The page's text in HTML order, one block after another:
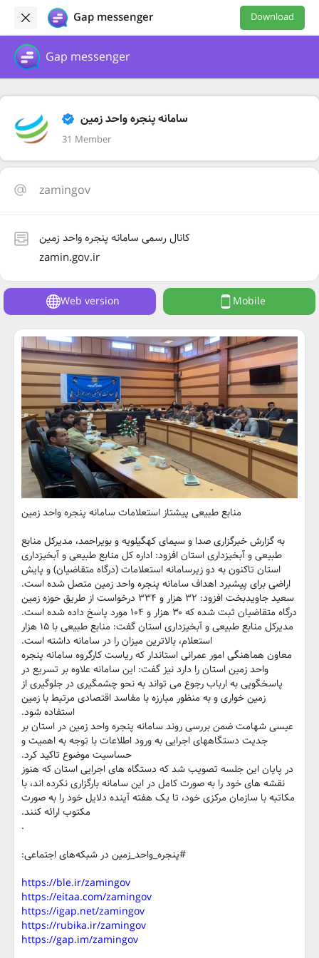
Gap messenger Download
Gap messenger
سامانه پنجره واحد زمین
31 Member
zamingov
کانال رسمی سامانه پنجره واحد زمین
zamin.gov.ir
Web version Mobile
منابع طبیعی پیشتاز استعلامات سامانه پنجره واحد زمین
به گزارش خبرگزاری صدا و سیمای کهگیلویه و بویراحمد، مدیرکل منابع
طبیعی و آبخیزداری استان افزود: اداره کل منابع طبیعی و آبخیزداری
استان تاکنون به دو زیرسامانه استعلامات (درگاه متقاضیان) و پایش
اراضی برای پیشبرد اهداف سامانه پنجره واحد زمین متصل شده است.
سعید جاویدبخت افزود: ۳۲ هزار و ۳۳۴ درخواست از طریق حوزه زمین
درگاه متقاضیان ثبت شده که ۳۰ هزار و ۱۰۴ مورد پاسخ داده شده است.
مدیرکل منابع طبیعی و آبخیزداری استان گفت: منابع طبیعی با ۱۵ هزار
استعلام، بالاترین میزان را در سامانه داشته است.
معاون هماهنگی امور عمرانی استاندار که ریاست کارگروه سامانه پنجره
واحد زمین استان را دارد نیز گفت: این سامانه علاوه بر تسریع در
پاسخگویی به ارباب رجوع می تواند به نحو چشمگیری در جلوگیری از
زمین خواری و به منظور مبارزه با مفاسد اقتصادی مرتبط با زمین
استفاده شود.
عیسی شهامت ضمن بررسی روند سامانه پنجره واحد زمین در استان بر
جدیت دستگاههای اجرایی به ورود اطلاعات با توجه به اهمیت و
حساسیت موضوع تاکید کرد.
در پایان این جلسه تصویب شد که دستگاه های اجرایی استان که هنوز
نقشه های خود را به صورت کامل در این سامانه بارگزاری نکرده اند، با
مکاتبه با سازمان مرکزی خود، تا یک هفته آینده دلایل خود را به صورت
مکتوب ارائه کنند.
.
#پنجره_واحد_زمین در شبکه‌های اجتماعی:
https://ble.ir/zamingov
https://eitaa.com/zamingov
https://igap.net/zamingov
https://rubika.ir/zamingov
https://gap.im/zamingov